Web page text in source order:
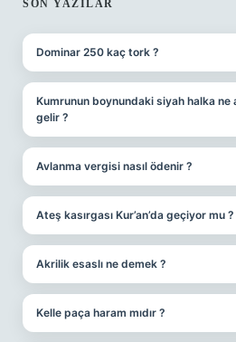
SON YAZILAR
Dominar 250 kaç tork ?
Kumrunun boynundaki siyah halka ne
gelir ?
Avlanma vergisi nasıl ödenir ?
Ateş kasırgası Kur’an’da geçiyor mu ?
Akrilik esaslı ne demek ?
Kelle paça haram mıdır ?